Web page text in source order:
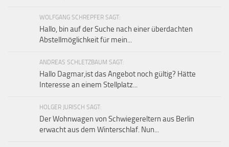
WOLFGANG SCHREPFER SAGT:
Hallo, bin auf der Suche nach einer überdachten
Abstellmöglichkeit für mein...
ANDREAS SCHLETZBAUM SAGT:
Hallo Dagmar,ist das Angebot noch gültig? Hätte
Interesse an einem Stellplatz...
HOLGER JURISCH SAGT:
Der Wohnwagen von Schwiegereltern aus Berlin
erwacht aus dem Winterschlaf. Nun...